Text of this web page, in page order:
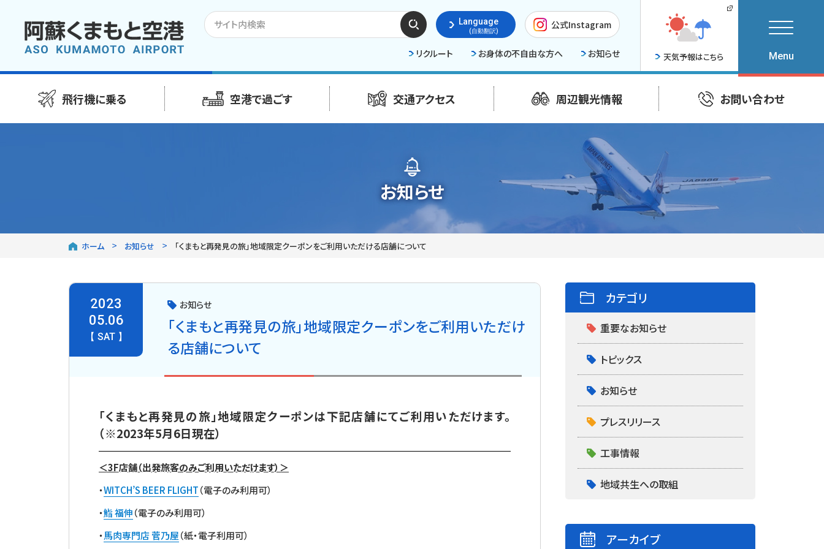
検索
する
Language
(自動翻訳)
公式Instagram
リクルート お身体の不自由な方へ お知らせ 天気予報はこちら
飛行機に乗る 空港で過ごす 交通アクセス 周辺観光情報 お問い合わせ
お知らせ
ホーム お知らせ 「くまもと再発見の旅」地域限定クーポンをご利用いただける店舗について
2023
05.06
【 SAT 】
お知らせ
「くまもと再発見の旅」地域限定クーポンをご利用いただけ
る店舗について
「くまもと再発見の旅」地域限定クーポンは下記店舗にてご利用いただけます。
（※2023年5月6日現在）
＜3F店舗（出発旅客のみご利用いただけます）＞
・WITCH’S BEER FLIGHT（電子のみ利用可）
・鮨 福伸（電子のみ利用可）
・馬肉専門店 菅乃屋（紙・電子利用可）
カテゴリ
重要なお知らせ
トピックス
お知らせ
プレスリリース
工事情報
地域共生への取組
アーカイブ